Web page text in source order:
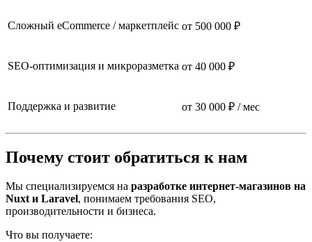
Сложный eCommerce / маркетплейс от 500 000 ₽
SEO-оптимизация и микроразметка от 40 000 ₽
Поддержка и развитие от 30 000 ₽ / мес
Почему стоит обратиться к нам
Мы специализируемся на разработке интернет-магазинов на
Nuxt и Laravel, понимаем требования SEO,
производительности и бизнеса.
Что вы получаете: